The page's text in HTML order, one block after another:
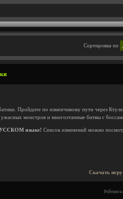
Сортировка по
Пройдите по изменчивому пути через
монстров и многоэтапные битвы с
языке! Список изменений можно
Скачать
Рейтинга